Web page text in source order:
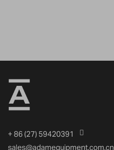
+ 86 (27) 59420391
sales@adamequipment.com.cn